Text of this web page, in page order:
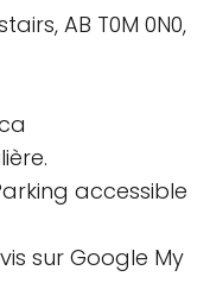
AB T0M 0N0,
accessible
sur Google My